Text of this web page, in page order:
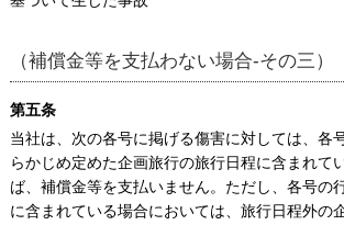
（補償金等を支払わない場合-その三）
第五条
当社は、次の各号に掲げる傷害に対しては、各
らかじめ定めた企画旅行の旅行日程に含まれて
ば、補償金等を支払いません。ただし、各号の
に含まれている場合においては、旅行日程外の